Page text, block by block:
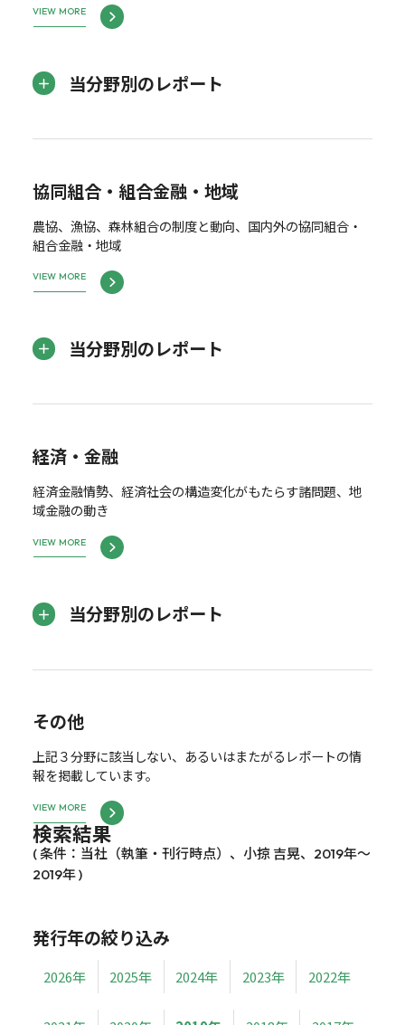
VIEW MORE
当分野別のレポート
協同組合・組合金融・地域
農協、漁協、森林組合の制度と動向、国内外の協同組合・
組合金融・地域
VIEW MORE
当分野別のレポート
経済・金融
経済金融情勢、経済社会の構造変化がもたらす諸問題、地
域金融の動き
VIEW MORE
当分野別のレポート
その他
上記３分野に該当しない、あるいはまたがるレポートの情
報を掲載しています。
VIEW MORE
検索結果
( 条件：当社（執筆・刊行時点）、小掠 吉晃、2019年～
2019年 )
発行年の絞り込み
2026年 2025年 2024年 2023年 2022年